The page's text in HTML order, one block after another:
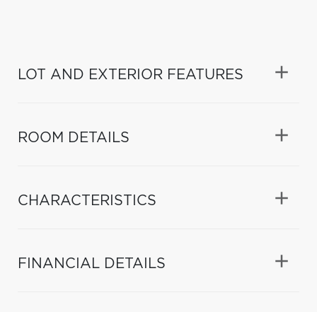
LOT AND EXTERIOR FEATURES
ROOM DETAILS
CHARACTERISTICS
FINANCIAL DETAILS